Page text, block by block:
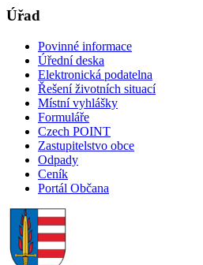
Úřad
Povinné informace
Úřední deska
Elektronická podatelna
Řešení životních situací
Místní vyhlášky
Formuláře
Czech POINT
Zastupitelstvo obce
Odpady
Ceník
Portál Občana